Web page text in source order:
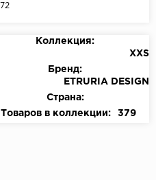
72
Коллекция:
XXS
Бренд:
ETRURIA DESIGN
Страна:
Товаров в коллекции:
379